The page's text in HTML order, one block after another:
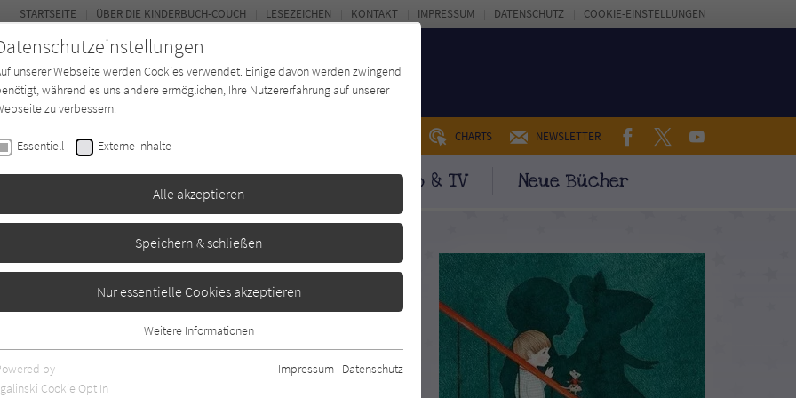
CHARTS NEWSLETTER FACEBOOKTWITTERYOUTUBE
Autor*in Verlage Magazin Kino & TV Neue Bücher
STARTSEITE ÜBER DIE KINDERBUCH-COUCH LESEZEICHEN KONTAKT IMPRESSUM DATENSCHUTZ COOKIE-EINSTELLUNGEN
in der Nacht
unserer Webseite werden Cookies verwendet. Einige davon werden zwingend
während es uns andere ermöglichen, Ihre Nutzererfahrung auf unserer
zu verbessern.
Essentiell Externe Inhalte
Alle akzeptieren
Speichern & schließen
Nur essentielle Cookies akzeptieren
Essentielle Cookies werden für grundlegende Funktionen der Webseite
benötigt. Dadurch ist gewährleistet, dass die Webseite einwandfrei
Weitere Informationen
by
Cookie Opt In
Impressum | Datenschutz